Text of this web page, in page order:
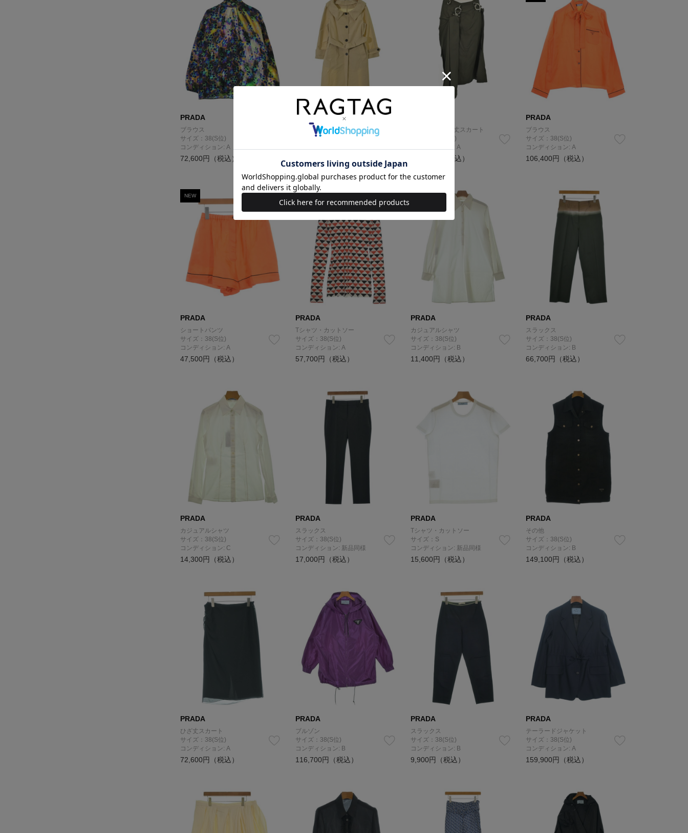
PRADA
ブラウス
サイズ：38(S位)
コンディション: A
72,600円（税込）
PRADA
ステンカラーコート
サイズ：38(S位)
ロング・マキシ丈スカート
サイズ：36(S位)
コンディション: A
39,600円（税込）
PRADA
ブラウス
サイズ：38(S位)
コンディション: A
106,400円（税込）
NEW
PRADA
ショートパンツ
サイズ：38(S位)
コンディション: A
47,500円（税込）
PRADA
Tシャツ・カットソー
サイズ：38(S位)
コンディション: A
57,700円（税込）
PRADA
カジュアルシャツ
サイズ：38(S位)
コンディション: B
11,400円（税込）
PRADA
スラックス
サイズ：38(S位)
コンディション: B
66,700円（税込）
PRADA
カジュアルシャツ
サイズ：38(S位)
コンディション: C
14,300円（税込）
PRADA
スラックス
サイズ：38(S位)
コンディション: 新品同様
17,000円（税込）
PRADA
Tシャツ・カットソー
サイズ：S
コンディション: 新品同様
15,600円（税込）
PRADA
その他
サイズ：38(S位)
コンディション: B
149,100円（税込）
PRADA
ひざ丈スカート
サイズ：38(S位)
コンディション: A
72,600円（税込）
PRADA
ブルゾン
サイズ：38(S位)
コンディション: B
116,700円（税込）
PRADA
スラックス
サイズ：38(S位)
コンディション: B
9,900円（税込）
PRADA
テーラードジャケット
サイズ：38(S位)
コンディション: A
159,900円（税込）